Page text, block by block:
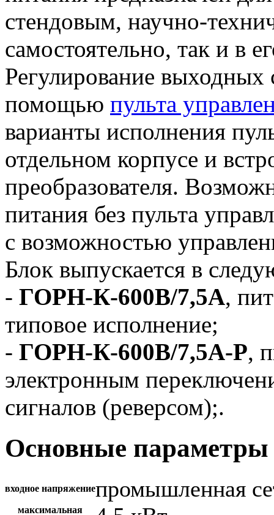
стендовым, научно-
самостоятельно, так и в
Регулирование выходных
помощью пульта
варианты исполнения
отдельном корпусе и
преобразователя.
питания без пульта
с возможностью
Блок выпускается в
- ГОРН-К-600В/7,5А,
типовое исполнение;
- ГОРН-К-600В/7,5А-Р,
электронным
сигналов (реверсом);.
Основные параметры
входное напряжениепромышленная
максимальная